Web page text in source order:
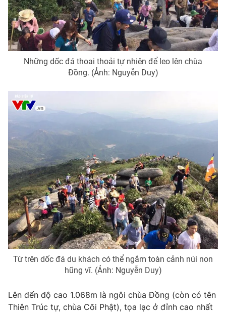
Những dốc đá thoai thoải tự nhiên để leo lên chùa
Đồng. (Ảnh: Nguyễn Duy)
Từ trên dốc đá du khách có thể ngắm toàn cảnh núi non
hũng vĩ. (Ảnh: Nguyễn Duy)
Lên đến độ cao 1.068m là ngôi chùa Đồng (còn có tên
Thiên Trúc tự, chùa Cõi Phật), tọa lạc ở đỉnh cao nhất